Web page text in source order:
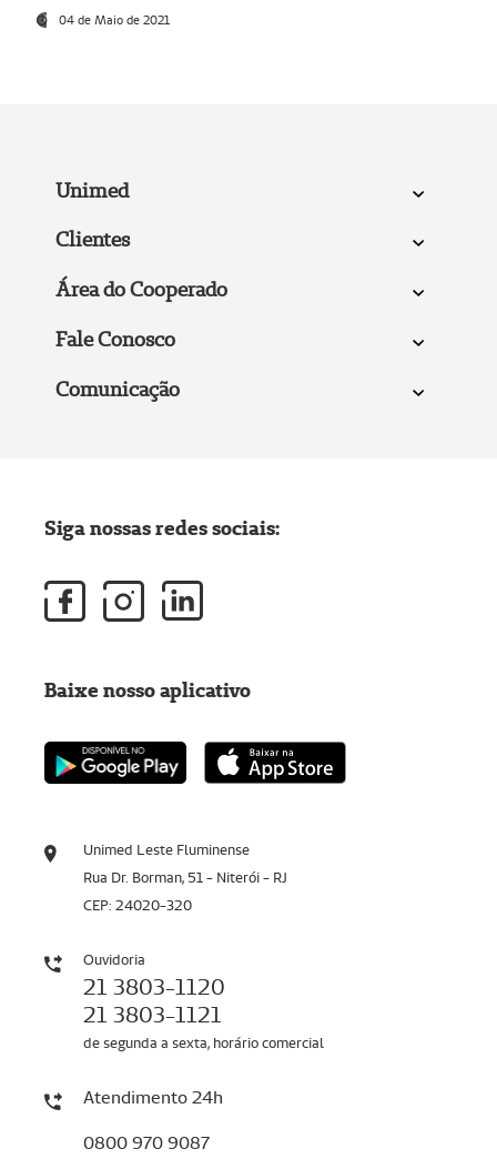
04 de Maio de 2021
Unimed
Clientes
Área do Cooperado
Fale Conosco
Comunicação
Unimed Leste Fluminense
Rua Dr. Borman, 51 - Niterói - RJ
CEP: 24020-320
Ouvidoria
21 3803-1120
21 3803-1121
de segunda a sexta, horário comercial
Atendimento 24h
0800 970 9087
Siga nossas redes sociais:
Baixe nosso aplicativo